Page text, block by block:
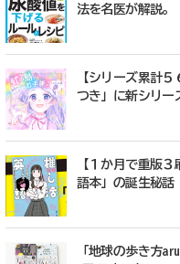
法を名医が解説。
【シリーズ累計
つき」に新シリー
【１か月で重版
語本」の誕生秘話
「地球の歩き方